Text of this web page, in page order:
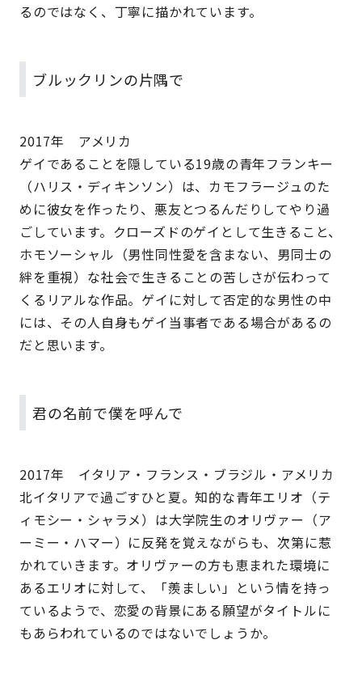
るのではなく、丁寧に描かれています。
ブルックリンの片隅で
2017年 アメリカ
ゲイであることを隠している19歳の青年フランキー
（ハリス・ディキンソン）は、カモフラージュのた
めに彼女を作ったり、悪友とつるんだりしてやり過
ごしています。クローズドのゲイとして生きること、
ホモソーシャル（男性同性愛を含まない、男同士の
絆を重視）な社会で生きることの苦しさが伝わって
くるリアルな作品。ゲイに対して否定的な男性の中
には、その人自身もゲイ当事者である場合があるの
だと思います。
君の名前で僕を呼んで
2017年 イタリア・フランス・ブラジル・アメリカ
北イタリアで過ごすひと夏。知的な青年エリオ（テ
ィモシー・シャラメ）は大学院生のオリヴァー（ア
ーミー・ハマー）に反発を覚えながらも、次第に惹
かれていきます。オリヴァーの方も恵まれた環境に
あるエリオに対して、「羨ましい」という情を持っ
ているようで、恋愛の背景にある願望がタイトルに
もあらわれているのではないでしょうか。